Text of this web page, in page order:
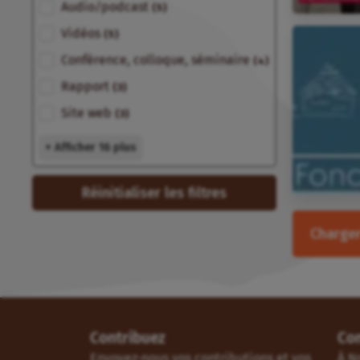
Audio/podcast
Vidéos
Conférence, colloque, séminaire (4)
Rapport
Site web
+ Afficher 16 plus
Réinitialiser les filtres
Contribuez